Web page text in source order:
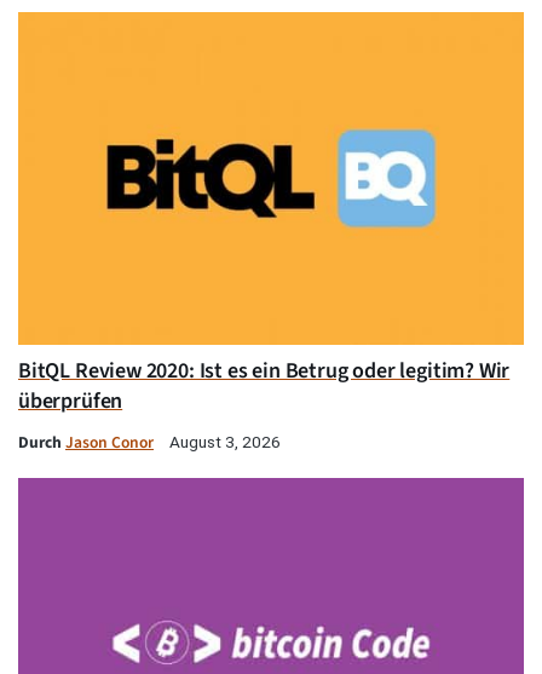
BitQL Review 2020: Ist es ein Betrug oder legitim? Wir
überprüfen
Durch Jason Conor August 3, 2026